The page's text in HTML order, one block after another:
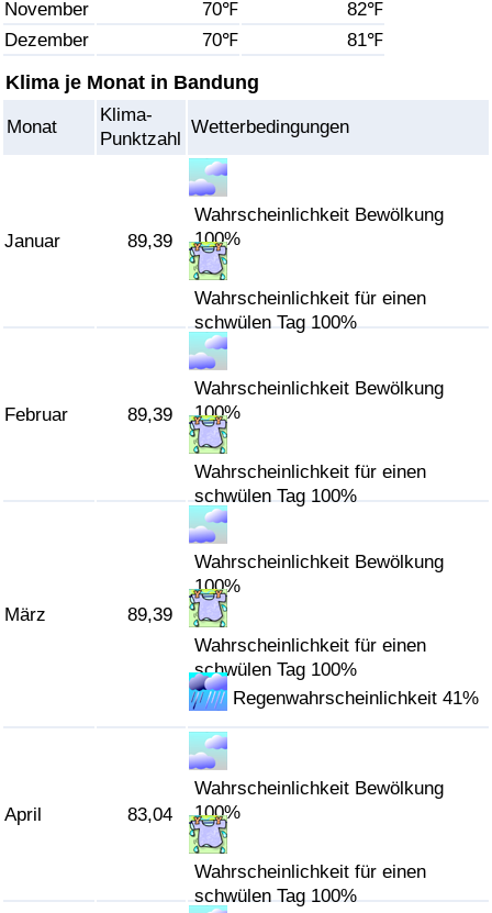
November
70℉
82℉
Dezember
70℉ 81℉
Klima je Monat in Bandung
Monat
Klima-
Punktzahl
Wetterbedingungen
Januar 89,39
Wahrscheinlichkeit Bewölkung
100%
Wahrscheinlichkeit für einen
schwülen Tag 100%
Februar 89,39
Wahrscheinlichkeit Bewölkung
100%
Wahrscheinlichkeit für einen
schwülen Tag 100%
März 89,39
Wahrscheinlichkeit Bewölkung
100%
Wahrscheinlichkeit für einen
schwülen Tag 100%
Regenwahrscheinlichkeit 41%
April 83,04
Wahrscheinlichkeit Bewölkung
100%
Wahrscheinlichkeit für einen
schwülen Tag 100%
Gesundheitsversorgungs-Index (aktuell)
Gesundheitsversorgungs-Index nach Land
Umweltverschmutzung
Umweltverschmutzungs-Index (aktuell)
Verschmutzungsindex
Umweltverschmutzungs-Index nach Land
Verkehrs-Index (aktuell)
Verkehrs-Index nach Land